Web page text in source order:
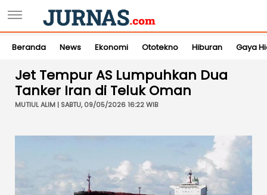
Beranda News Ekonomi Ototekno Hiburan Gaya
Jet Tempur AS Lumpuhkan Dua
Tanker Iran di Teluk Oman
MUTIUL ALIM | SABTU, 09/05/2026 16:22 WIB